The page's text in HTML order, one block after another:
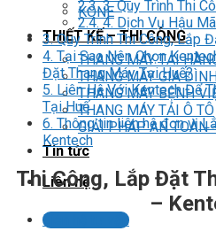
KONE
THIẾT KẾ – THI CÔNG
THANG MÁY TẢI
THANG MÁY GIA
THANG MÁY BỆNH
THANG MÁY TẢI Ô TÔ
GIẢI PHÁP AN TOÀN
Tin tức
Liên hệ
Liên hệ tư vấn
2.3.3. Quy Trình Thi
2.4.4. Dịch Vụ Hậu
3.Quy Trình Thi Công, Lắp
4. Tại Sao Nên Chọn
Đặt Thang Máy Tại Huế?
5. Liên Hệ Với Kentech Để
Tại Huế
6. Thông tin liên hệ đơn vị
Kentech
Thi Công, Lắp Đặt
–